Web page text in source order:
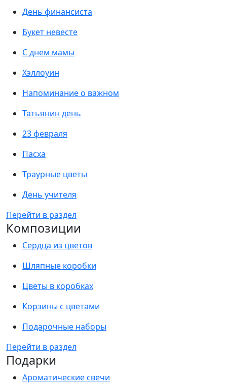
День финансиста
Букет невесте
С днем мамы
Хэллоуин
Напоминание о важном
Татьянин день
23 февраля
Пасха
Траурные цветы
День учителя
Перейти в раздел
Композиции
Сердца из цветов
Шляпные коробки
Цветы в коробках
Корзины с цветами
Подарочные наборы
Перейти в раздел
Подарки
Ароматические свечи